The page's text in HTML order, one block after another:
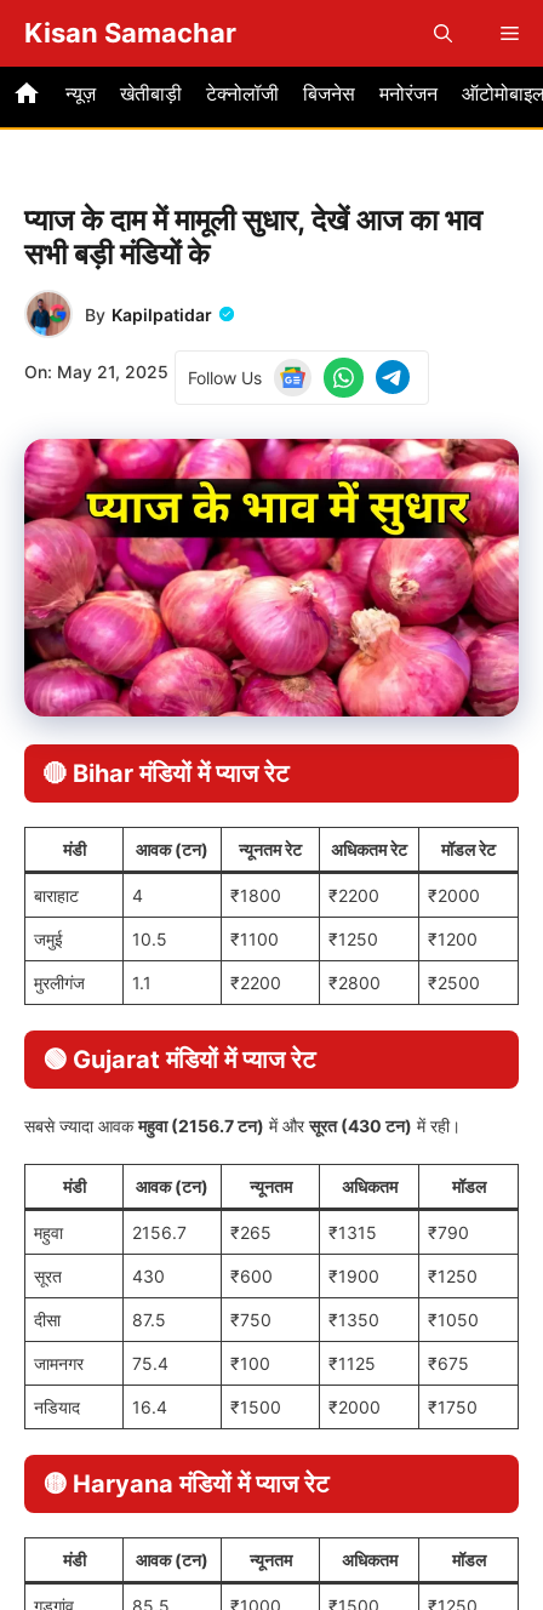
content
Kisan Samachar
न्यूज़ खेतीबाड़ी टेक्नोलॉजी बिजनेस मनोरंजन
प्याज के दाम में मामूली सुधार, देखें आज का भाव
सभी बड़ी मंडियों के
By Kapilpatidar
On: May 21, 2025 Follow Us
🔴 Bihar मंडियों में प्याज रेट
मंडी आवक (टन) न्यूनतम रेट अधिकतम रेट मॉडल रेट
बाराहाट 4 ₹1800 ₹2200 ₹2000
जमुई 10.5 ₹1100 ₹1250 ₹1200
मुरलीगंज 1.1 ₹2200 ₹2800 ₹2500
🟢 Gujarat मंडियों में प्याज रेट
सबसे ज्यादा आवकमहुवा (2156.7 टन) में औरसूरत (430 टन) में रही।
मंडी आवक (टन) न्यूनतम अधिकतम मॉडल
महुवा 2156.7 ₹265 ₹1315 ₹790
सूरत 430 ₹600 ₹1900 ₹1250
दीसा 87.5 ₹750 ₹1350 ₹1050
जामनगर 75.4 ₹100 ₹1125 ₹675
नडियाद 16.4 ₹1500 ₹2000 ₹1750
🟡 Haryana मंडियों में प्याज रेट
मंडी आवक (टन) न्यूनतम अधिकतम मॉडल